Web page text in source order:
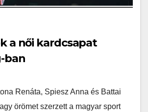
a női kardcsapat
ban
Renáta, Spiesz Anna és Battai
örömet szerzett a magyar sport